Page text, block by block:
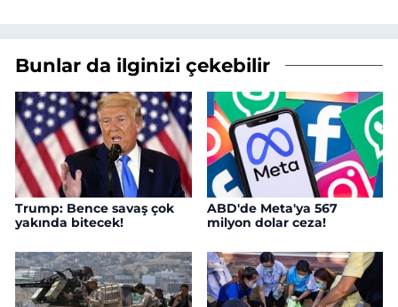
Bunlar da ilginizi çekebilir
Trump: Bence savaş çok
yakında bitecek!
ABD'de Meta'ya 567
milyon dolar ceza!